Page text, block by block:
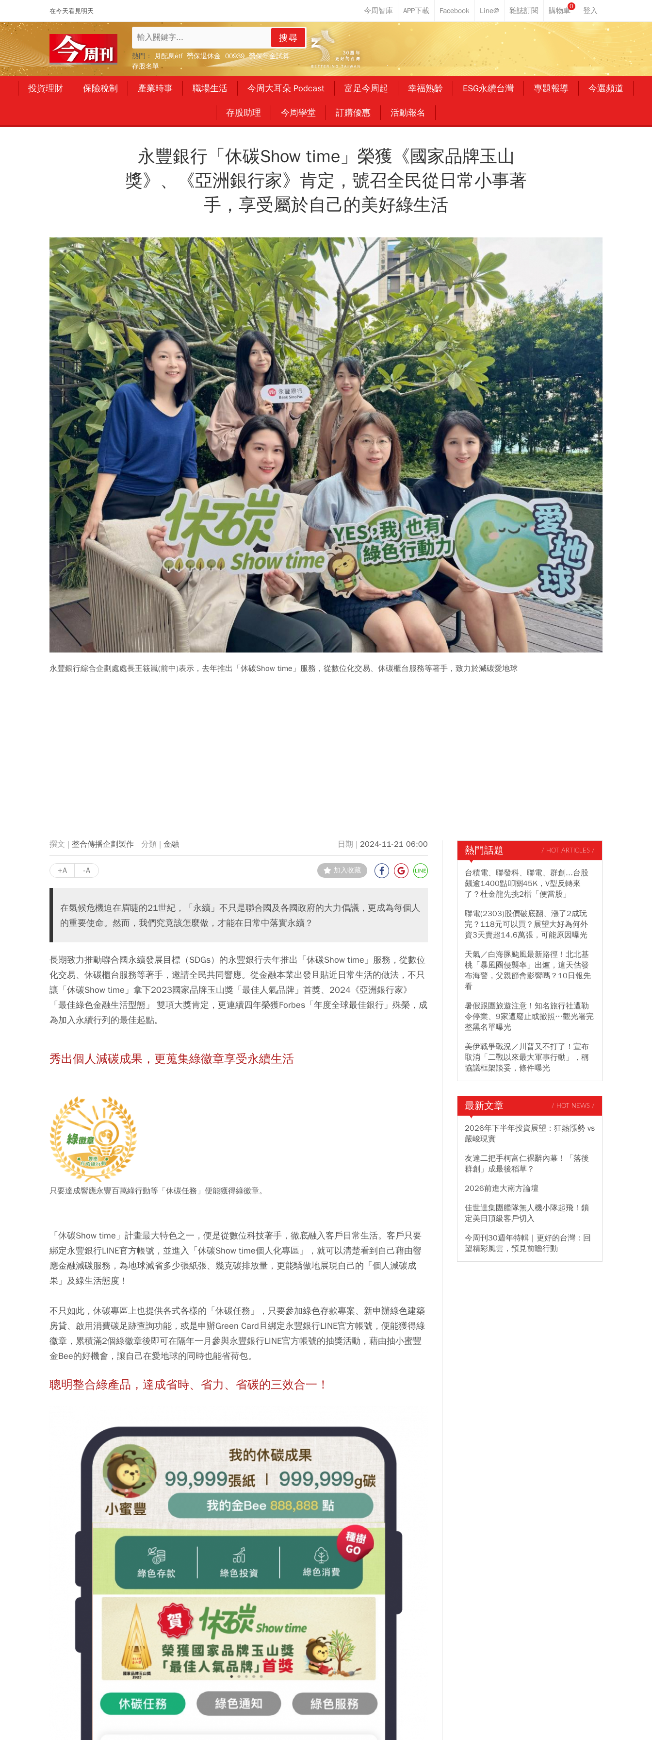
在今天看見明天
0
搜尋
熱門： 月配息etf 勞保退休金 00939 勞保年金試算
存股名單
投資理財 保險稅制 產業時事 職場生活 今周大耳朵 Podcast 富足今周起 幸福熟齡 ESG永續台灣 專題報導 今選頻道
存股助理 今周學堂 訂購優惠 活動報名
永豐銀行「休碳Show time」榮獲《國家品牌玉山
獎》、《亞洲銀行家》肯定，號召全民從日常小事著
手，享受屬於自己的美好綠生活
永豐銀行綜合企劃處處長王筱嵐(前中)表示，去年推出「休碳Show time」服務，從數位化交易、休碳櫃台服務等著手，致力於減碳愛地球
整合傳播企劃製作 金融 2024-11-21 06:00
+A -A 加入收藏
在氣候危機迫在眉睫的21世紀，「永續」不只是聯合國及各國政府的大力倡議，更成為每個人
的重要使命。然而，我們究竟該怎麼做，才能在日常中落實永續？
長期致力推動聯合國永續發展目標（SDGs）的永豐銀行去年推出「休碳Show time」服務，從數位
化交易、休碳櫃台服務等著手，邀請全民共同響應。從金融本業出發且貼近日常生活的做法，不只
讓「休碳Show time」拿下2023國家品牌玉山獎「最佳人氣品牌」首獎、2024《亞洲銀行家》
「最佳綠色金融生活型態」 雙項大獎肯定，更連續四年榮獲Forbes「年度全球最佳銀行」殊榮，成
為加入永續行列的最佳起點。
秀出個人減碳成果，更蒐集綠徽章享受永續生活
只要達成響應永豐百萬綠行動等「休碳任務」便能獲得綠徽章。
「休碳Show time」計畫最大特色之一，便是從數位科技著手，徹底融入客戶日常生活。客戶只要
綁定永豐銀行LINE官方帳號，並進入「休碳Show time個人化專區」，就可以清楚看到自己藉由響
應金融減碳服務，為地球減省多少張紙張、幾克碳排放量，更能驕傲地展現自己的「個人減碳成
果」及綠生活態度！
不只如此，休碳專區上也提供各式各樣的「休碳任務」，只要參加綠色存款專案、新申辦綠色建築
房貸、啟用消費碳足跡查詢功能，或是申辦Green Card且綁定永豐銀行LINE官方帳號，便能獲得綠
徽章，累積滿2個綠徽章後即可在隔年一月參與永豐銀行LINE官方帳號的抽獎活動，藉由抽小蜜豐
金Bee的好機會，讓自己在愛地球的同時也能省荷包。
聰明整合綠產品，達成省時、省力、省碳的三效合一！
熱門話題 / HOT ARTICLES /
台積電、聯發科、聯電、群創...台股
飆逾1400點叩關45K，V型反轉來
了？杜金龍先挑2檔「便當股」
聯電(2303)股價破底翻、漲了2成玩
完？118元可以買？展望大好為何外
資3天賣超14.6萬張，可能原因曝光
天氣／白海豚颱風最新路徑！北北基
桃「暴風圈侵襲率」出爐，這天估發
布海警，父親節會影響嗎？10日報先
看
暑假跟團旅遊注意！知名旅行社遭勒
令停業、9家遭廢止或撤照…觀光署完
整黑名單曝光
美伊戰爭戰況／川普又不打了！宣布
取消「二戰以來最大軍事行動」，稱
協議框架談妥，條件曝光
最新文章 / HOT NEWS /
2026年下半年投資展望：狂熱漲勢 vs
嚴峻現實
友達二把手柯富仁裸辭內幕！「落後
群創」成最後稻草？
2026前進大南方論壇
佳世達集團艦隊無人機小隊起飛！鎖
定美日頂級客戶切入
今周刊30週年特輯｜更好的台灣：回
望精彩風雲，預見前瞻行動